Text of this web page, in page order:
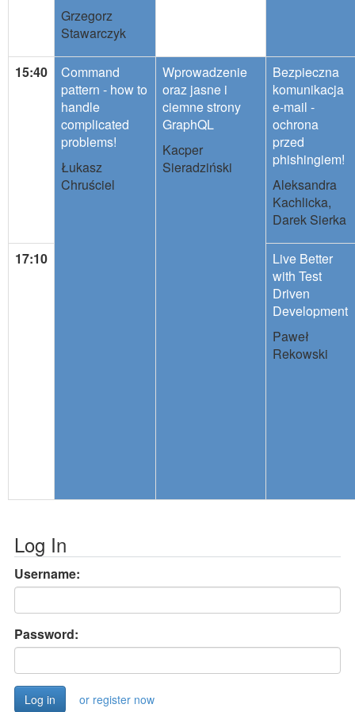
Grzegorz
Stawarczyk
15:40
Command
pattern - how to
handle
complicated
problems!
Łukasz
Chruściel
Wprowadzenie
oraz jasne i
ciemne strony
GraphQL
Kacper
Sieradziński
Bezpieczna
komunikacja
e-mail -
ochrona
przed
phishingiem!
Aleksandra
Kachlicka,
Darek Sierka
17:10
Live Better
with Test
Driven
Development
Paweł
Rekowski
Log In
Username:
Password:
or register now